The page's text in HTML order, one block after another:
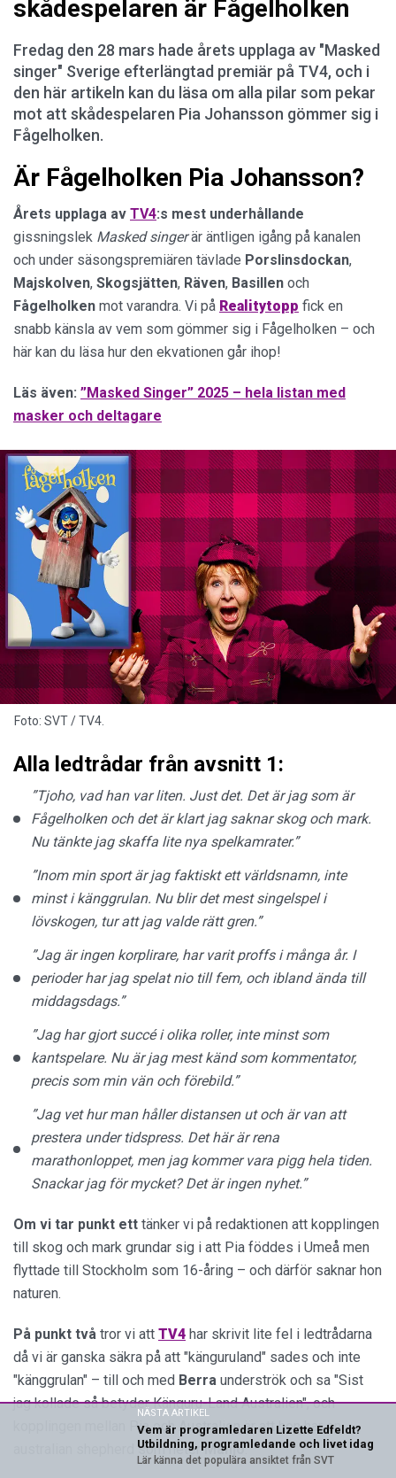
skådespelaren är Fågelholken
Fredag den 28 mars hade årets upplaga av "Masked
singer" Sverige efterlängtad premiär på TV4, och i
den här artikeln kan du läsa om alla pilar som pekar
mot att skådespelaren Pia Johansson gömmer sig i
Fågelholken.
Är Fågelholken Pia Johansson?
Årets upplaga av TV4:s mest underhållande
gissningslek Masked singerär äntligen igång på kanalen
och under säsongspremiären tävlade Porslinsdockan,
Majskolven, Skogsjätten, Räven, Basillen och
Fågelholken mot varandra. Vi på Realitytopp fick en
snabb känsla av vem som gömmer sig i Fågelholken – och
här kan du läsa hur den ekvationen går ihop!
Läs även: ”Masked Singer” 2025 – hela listan med
masker och deltagare
Foto: SVT / TV4.
Alla ledtrådar från avsnitt 1:
”Tjoho, vad han var liten. Just det. Det är jag som är
Fågelholken och det är klart jag saknar skog och mark.
Nu tänkte jag skaffa lite nya spelkamrater.”
”Inom min sport är jag faktiskt ett världsnamn, inte
minst i känggrulan. Nu blir det mest singelspel i
lövskogen, tur att jag valde rätt gren.”
”Jag är ingen korplirare, har varit proffs i många år. I
perioder har jag spelat nio till fem, och ibland ända till
middagsdags.”
”Jag har gjort succé i olika roller, inte minst som
kantspelare. Nu är jag mest känd som kommentator,
precis som min vän och förebild.”
”Jag vet hur man håller distansen ut och är van att
prestera under tidspress. Det här är rena
marathonloppet, men jag kommer vara pigg hela tiden.
Snackar jag för mycket? Det är ingen nyhet.”
Om vi tar punkt ett tänker vi på redaktionen att kopplingen
till skog och mark grundar sig i att Pia föddes i Umeå men
flyttade till Stockholm som 16-åring – och därför saknar hon
naturen.
På punkt två tror vi att TV4 har skrivit lite fel i ledtrådarna
då vi är ganska säkra på att "känguruland" sades och inte
"känggrulan" – till och med Berra underströk och sa "Sist
jag kollade så betyder Känguru-Land Australien", och
kopplingen mellan Pia och Australien är att hon har en
australian shepherd som heterManjo.
NÄSTA ARTIKEL
Vem är programledaren Lizette Edfeldt?
Utbildning, programledande och livet idag
Lär känna det populära ansiktet från SVT